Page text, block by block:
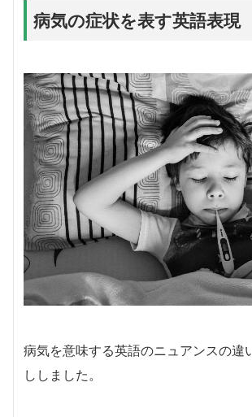
病気の症状を表す英語表現
病気を意味する英語のニュアンスの違
ししました。